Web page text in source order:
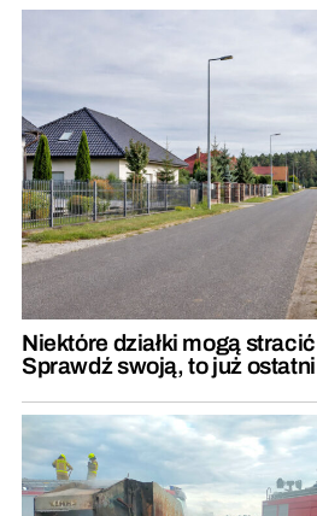
Niektóre działki mogą
Sprawdź swoją, to już